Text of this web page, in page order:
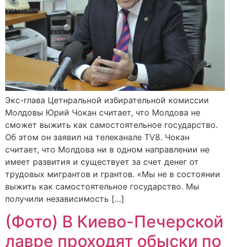
Экс-глава Цетнральной избирательной комиссии
Молдовы Юрий Чокан считает, что Молдова не
сможет выжить как самостоятельное государство.
Об этом он заявил на телеканале TV8. Чокан
считает, что Молдова ни в одном направлении не
имеет развития и существует за счет денег от
трудовых мигрантов и грантов. «Мы не в состоянии
выжить как самостоятельное государство. Мы
получили независимость […]
(Фото) В Киево-Печерской
лавре проходят обыски по